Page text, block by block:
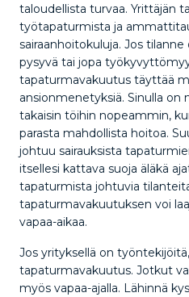
taloudellista turvaa. Yrittäjän
työtapaturmista ja
sairaanhoitokuluja. Jos
pysyvä tai jopa
tapaturmavakuutus täyttää
ansionmenetyksiä. Sinulla on
takaisin töihin nopeammin,
parasta mahdollista hoitoa.
johtuu sairauksista
itsellesi kattava suoja äläkä
tapaturmista johtuvia
tapaturmavakuutuksen voi
vapaa-aikaa.
Jos yrityksellä on
tapaturmavakuutus. Jotkut
myös vapaa-ajalla. Lähinnä